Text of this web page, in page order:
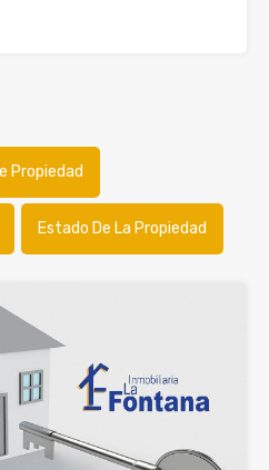
Propiedad
Estado De La Propiedad